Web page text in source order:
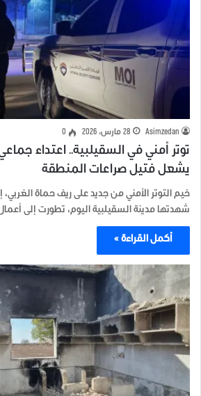
Asimzedan 28 مارس، 2026 0
توتر أمني في السقيلبية.. اعتداء
يشعل فتيل صراعات المنطقة
خيم التوتر الأمني من جديد على ريف حماة الغربي،
شهدتها مدينة السقيلبية اليوم، تطورت إلى
أكمل القراءة »